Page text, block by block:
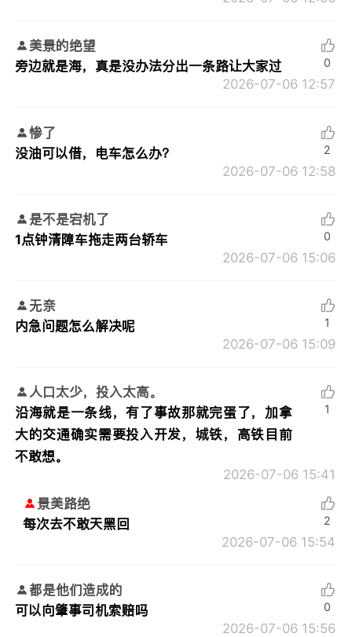
美景的绝望
旁边就是海，真是没办法分出一条路让大家过
2026-07-06 12:57
0
惨了
没油可以借，电车怎么办？
2026-07-06 12:58
2
是不是宕机了
1点钟清障车拖走两台轿车
2026-07-06 15:06
0
无奈
内急问题怎么解决呢
2026-07-06 15:09
1
人口太少，投入太高。
沿海就是一条线，有了事故那就完蛋了，加拿
大的交通确实需要投入开发，城铁，高铁目前
不敢想。
2026-07-06 15:41
1
景美路绝
每次去不敢天黑回
2026-07-06 15:54
2
都是他们造成的
可以向肇事司机索赔吗
2026-07-06 15:56
0